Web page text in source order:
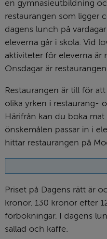
en gymnasie­utbildning
restaurangen som ligger
dagens lunch på
eleverna går i skola. Vid
aktiviteter för eleverna är
Onsdagar är restaurangen
Restaurangen är till för
olika yrken i restaurang-
Härifrån kan du boka
önskemålen passar in i
hittar restaurangen på
Priset på Dagens rätt är
kronor. 130 kronor efter
förbokningar. I dagens
sallad och kaffe.